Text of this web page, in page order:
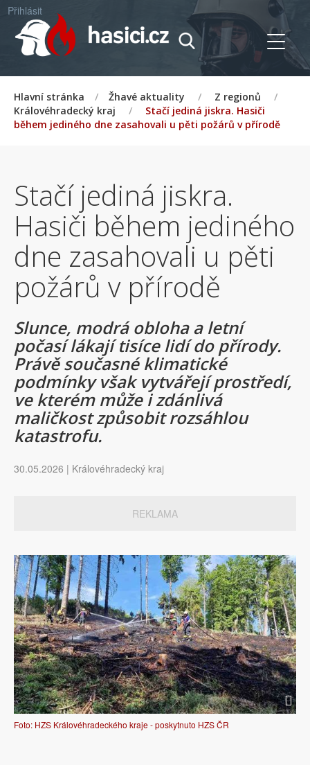
Přihlásit
Hlavní stránka / Žhavé aktuality / Z regionů
/
Královéhradecký kraj
/
Stačí jediná jiskra. Hasiči
během jediného dne zasahovali u pěti požárů v přírodě
Stačí jediná jiskra.
Hasiči během jediného
dne zasahovali u pěti
požárů v přírodě
Slunce, modrá obloha a letní
počasí lákají tisíce lidí do přírody.
Právě současné klimatické
podmínky však vytvářejí prostředí,
ve kterém může i zdánlivá
maličkost způsobit rozsáhlou
katastrofu.
30.05.2026 | Královéhradecký kraj
REKLAMA
Foto: HZS Královéhradeckého kraje - poskytnuto HZS ČR